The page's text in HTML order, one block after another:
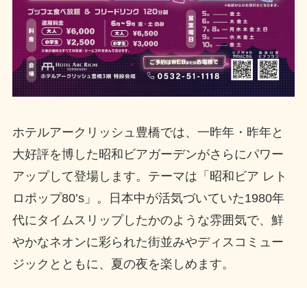
ホテルアークリッシュ豊橋では、一昨年・昨年と
大好評を博した昭和ビアガーデンがさらにパワー
アップして登場します。テーマは「昭和ビア レト
ロポップ80’s」。日本中が活気づいていた1980年
代にタイムスリップしたかのような雰囲気で、鮮
やかなネオンに彩られた街並みやディスコミュー
ジックとともに、夏の夜を楽しめます。